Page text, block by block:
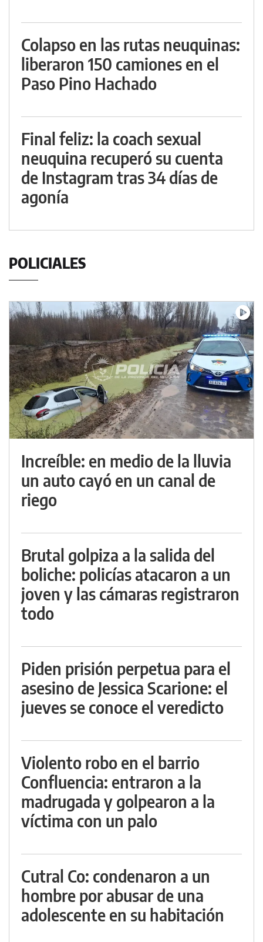
Colapso en las rutas neuquinas:
liberaron 150 camiones en el
Paso Pino Hachado
Final feliz: la coach sexual
neuquina recuperó su cuenta
de Instagram tras 34 días de
agonía
POLICIALES
Increíble: en medio de la lluvia
un auto cayó en un canal de
riego
Brutal golpiza a la salida del
boliche: policías atacaron a un
joven y las cámaras registraron
todo
Piden prisión perpetua para el
asesino de Jessica Scarione: el
jueves se conoce el veredicto
Violento robo en el barrio
Confluencia: entraron a la
madrugada y golpearon a la
víctima con un palo
Cutral Co: condenaron a un
hombre por abusar de una
adolescente en su habitación